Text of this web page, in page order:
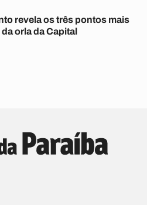
revela os três pontos mais
orla da Capital